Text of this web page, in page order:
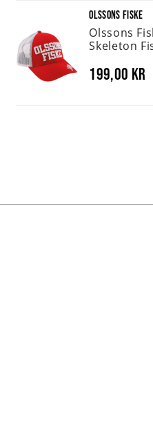
OLSSONS FISKE
Olssons
Skeleton
199,00 kr